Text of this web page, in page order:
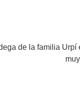
de la familia